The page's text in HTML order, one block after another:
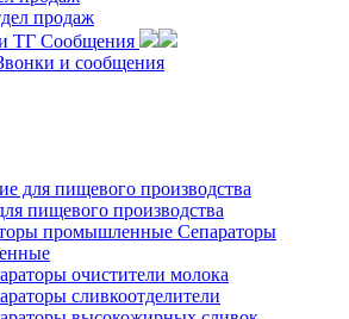
продаж
ТГ Сообщения
и сообщения
пищевого производства
Сепараторы
очистители молока
сливкоотделители